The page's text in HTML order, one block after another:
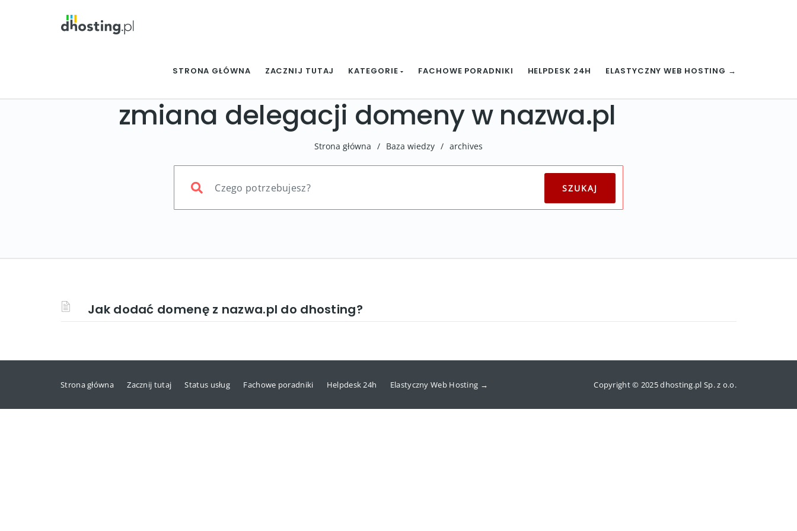
STRONA GŁÓWNA ZACZNIJ TUTAJ KATEGORIE FACHOWE PORADNIKI HELPDESK 24H ELASTYCZNY WEB HOSTING →
zmiana delegacji domeny w nazwa.pl
Strona główna / Baza wiedzy / archives
Jak dodać domenę z nazwa.pl do dhosting?
Strona główna Zacznij tutaj Status usług Fachowe poradniki Helpdesk 24h Elastyczny Web Hosting → Copyright © 2025 dhosting.pl Sp. z o.o.